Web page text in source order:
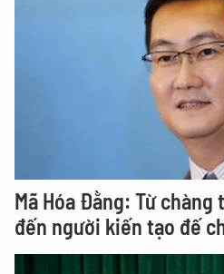
Mã Hóa Đằng: Từ
đến người kiến tạo đế